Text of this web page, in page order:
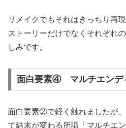
リメイクでもそれはきっちり再
ストーリーだけでなくそれぞれ
しみです。
面白要素④ マルチエンデ
面白要素②で軽く触れましたが
て結末が変わる所謂「マルチエ